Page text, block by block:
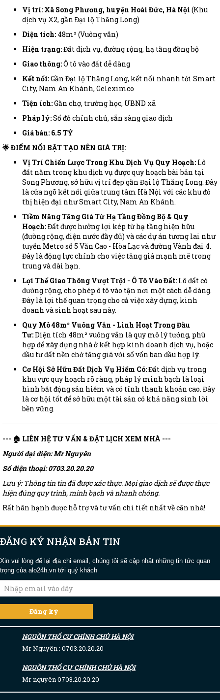
Vị trí: Xã Song Phương, huyện Hoài Đức, Hà Nội (Khu
dịch vụ X2, gần Đại lộ Thăng Long)
Diện tích: 48m² (Vuông vắn)
Hiện trạng:Đất dịch vụ, đường rộng, hạ tầng đồng bộ
Giao thông:Ô tô vào đất dễ dàng
Kết nối:Gần Đại lộ Thăng Long, kết nối nhanh tới Smart
City, Nam An Khánh, Geleximco
Tiện ích:Gần chợ, trường học, UBND xã
Pháp lý:Sổ đỏ chính chủ, sẵn sàng giao dịch
Giá bán: 6.5 TỶ
🌟 ĐIỂM NỔI BẬT TẠO NÊN GIÁ TRỊ:
Vị Trí Chiến Lược Trong Khu Dịch Vụ Quy Hoạch: Lô
đất nằm trong khu dịch vụ được quy hoạch bài bản tại
Song Phương, sở hữu vị trí đẹp gần Đại lộ Thăng Long. Đây
là cửa ngõ kết nối giữa trung tâm Hà Nội với các khu đô
thị hiện đại như Smart City, Nam An Khánh.
Tiềm Năng Tăng Giá Từ Hạ Tầng Đồng Bộ & Quy
Hoạch:Đất được hưởng lợi kép từ hạ tầng hiện hữu
(đường rộng, điện nước đầy đủ) và các dự án tương lai như
tuyến Metro số 5 Văn Cao - Hòa Lạc và đường Vành đai 4.
Đây là động lực chính cho việc tăng giá mạnh mẽ trong
trung và dài hạn.
Lợi Thế Giao Thông Vượt Trội - Ô Tô Vào Đất: Lô đất có
đường rộng, cho phép ô tô vào tận nơi một cách dễ dàng.
Đây là lợi thế quan trọng cho cả việc xây dựng, kinh
doanh và sinh hoạt sau này.
Quy Mô 48m² Vuông Vắn - Linh Hoạt Trong Đầu
Tư:Diện tích 48m² vuông vắn là quy mô lý tưởng, phù
hợp để xây dựng nhà ở kết hợp kinh doanh dịch vụ, hoặc
đầu tư đất nền chờ tăng giá với số vốn ban đầu hợp lý.
Cơ Hội Sở Hữu Đất Dịch Vụ Hiếm Có:Đất dịch vụ trong
khu vực quy hoạch rõ ràng, pháp lý minh bạch là loại
hình bất động sản hiếm và có tính thanh khoản cao. Đây
là cơ hội tốt để sở hữu một tài sản có khả năng sinh lời
bền vững.
--- 🏠 LIÊN HỆ TƯ VẤN & ĐẶT LỊCH XEM NHÀ ---
Người đại diện: Mr Nguyên
Số điện thoại: 0703.20.20.20
Lưu ý: Thông tin tin đã được xác thực. Mọi giao dịch sẽ được thực
hiện đúng quy trình, minh bạch và nhanh chóng.
Rất hân hạnh được hỗ trợ và tư vấn chi tiết nhất về căn nhà!
ĐĂNG KÝ NHẬN BẢN TIN
Xin vui lòng để lại địa chỉ email, chúng tôi sẽ cập nhật những tin tức quan
trọng của alo24h.vn tới quý khách
NGUỒN THỔ CƯ CHÍNH CHỦ HÀ NỘI
Mr Nguyên : 0703.20.20.20
NGUỒN THỔ CƯ CHÍNH CHỦ HÀ NỘI
Mr nguyên 0703.20.20.20